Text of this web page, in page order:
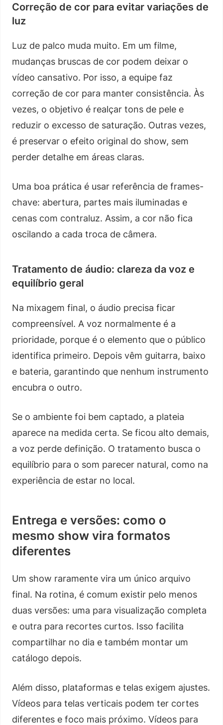
Correção de cor para evitar variações de
luz
Luz de palco muda muito. Em um filme,
mudanças bruscas de cor podem deixar o
vídeo cansativo. Por isso, a equipe faz
correção de cor para manter consistência. Às
vezes, o objetivo é realçar tons de pele e
reduzir o excesso de saturação. Outras vezes,
é preservar o efeito original do show, sem
perder detalhe em áreas claras.
Uma boa prática é usar referência de frames-
chave: abertura, partes mais iluminadas e
cenas com contraluz. Assim, a cor não fica
oscilando a cada troca de câmera.
Tratamento de áudio: clareza da voz e
equilíbrio geral
Na mixagem final, o áudio precisa ficar
compreensível. A voz normalmente é a
prioridade, porque é o elemento que o público
identifica primeiro. Depois vêm guitarra, baixo
e bateria, garantindo que nenhum instrumento
encubra o outro.
Se o ambiente foi bem captado, a plateia
aparece na medida certa. Se ficou alto demais,
a voz perde definição. O tratamento busca o
equilíbrio para o som parecer natural, como na
experiência de estar no local.
Entrega e versões: como o
mesmo show vira formatos
diferentes
Um show raramente vira um único arquivo
final. Na rotina, é comum existir pelo menos
duas versões: uma para visualização completa
e outra para recortes curtos. Isso facilita
compartilhar no dia e também montar um
catálogo depois.
Além disso, plataformas e telas exigem ajustes.
Vídeos para telas verticais podem ter cortes
diferentes e foco mais próximo. Vídeos para